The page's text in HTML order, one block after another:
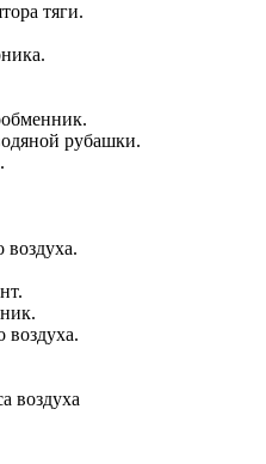
тяги.
рубашки.
воздуха.
воздуха.
воздуха